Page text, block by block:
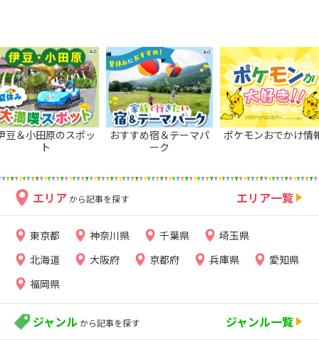
豆＆小田原のスポッ
ト
おすすめ宿＆テーマパ
ーク
ポケモンおでかけ情
エリア から記事を探す エリア一覧
東京都 神奈川県 千葉県
埼玉県
北海道
大阪府 京都府 兵庫県
愛知県
福岡県
ジャンル から記事を探す ジャンル一覧